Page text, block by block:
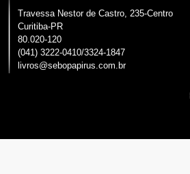
Travessa Nestor de Castro, 235-Centro
Curitiba-PR
80.020-120
(041) 3222-0410/3324-1847
livros@sebopapirus.com.br